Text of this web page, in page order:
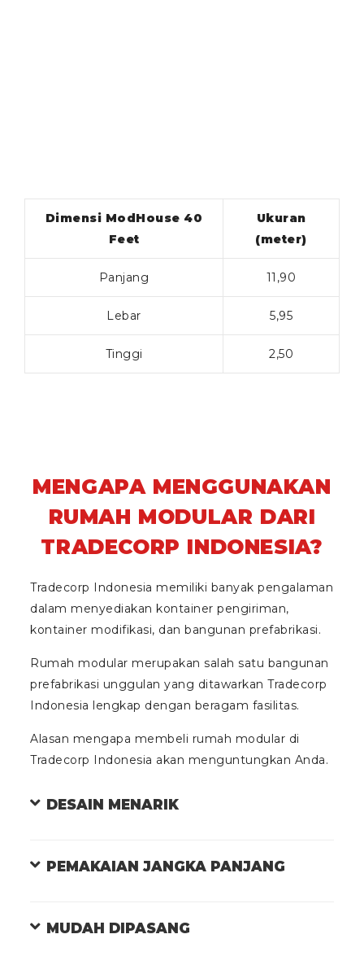
Dimensi ModHouse 40
Feet
Ukuran
(meter)
Panjang 11,90
Lebar 5,95
Tinggi 2,50
MENGAPA MENGGUNAKAN
RUMAH MODULAR DARI
TRADECORP INDONESIA?
Tradecorp Indonesia memiliki banyak pengalaman
dalam menyediakan kontainer pengiriman,
kontainer modifikasi, dan bangunan prefabrikasi.
Rumah modular merupakan salah satu bangunan
prefabrikasi unggulan yang ditawarkan Tradecorp
Indonesia lengkap dengan beragam fasilitas.
Alasan mengapa membeli rumah modular di
Tradecorp Indonesia akan menguntungkan Anda.
DESAIN MENARIK
PEMAKAIAN JANGKA PANJANG
MUDAH DIPASANG